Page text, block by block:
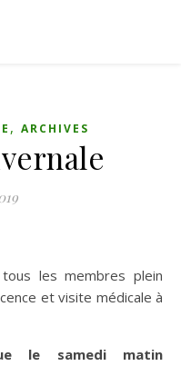
, ARCHIVES
et visite médicale à
le samedi matin